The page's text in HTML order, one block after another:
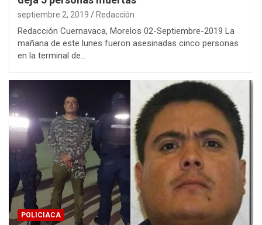
septiembre 2, 2019 Redacción
Redacción Cuernavaca, Morelos 02-Septiembre-2019 La
mañana de este lunes fueron asesinadas cinco personas
en la terminal de…
POLICIACA